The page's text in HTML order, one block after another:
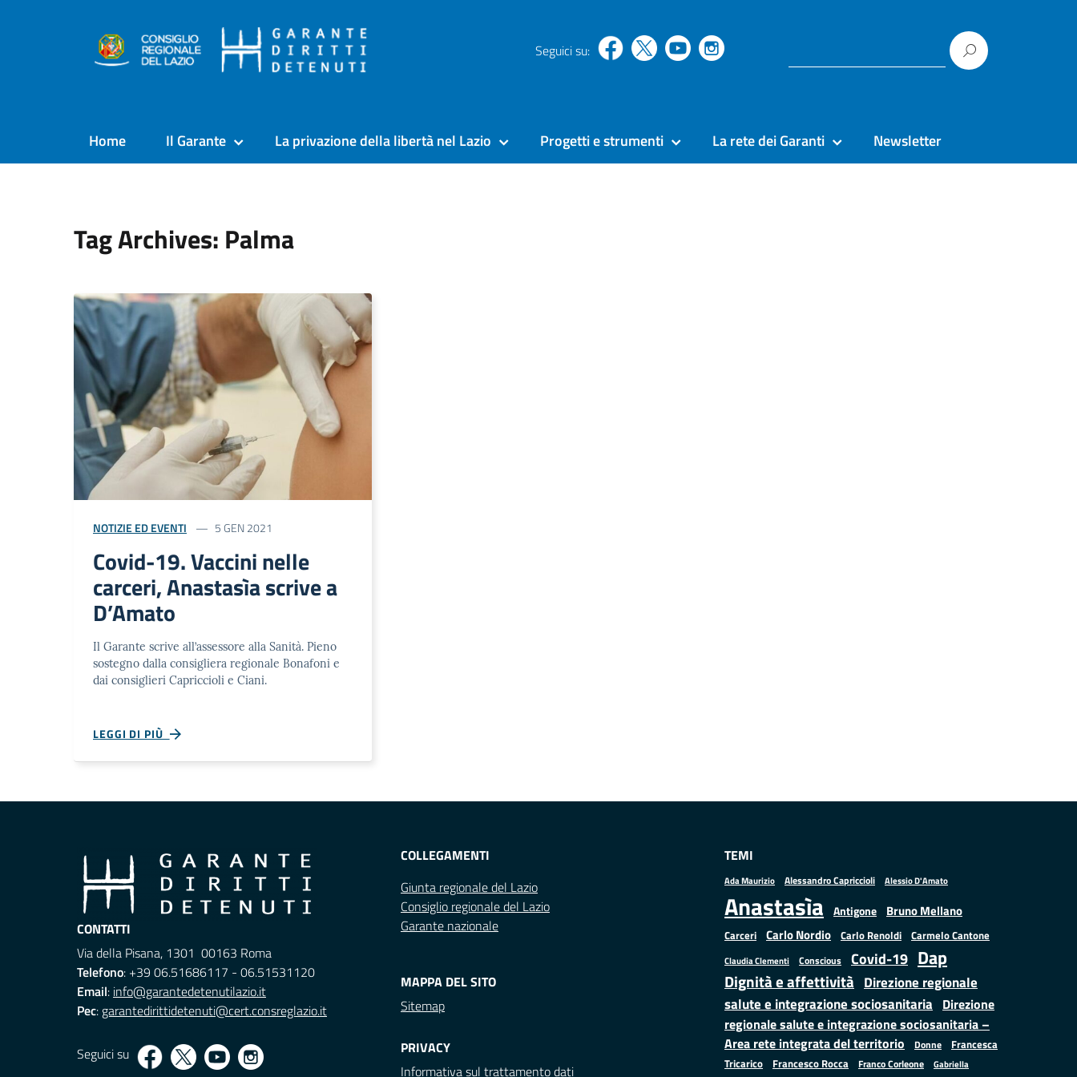
Seguici su:
Home Il Garante La privazione della libertà nel Lazio Progetti e strumenti La rete dei Garanti Newsletter
Tag Archives: Palma
NOTIZIE ED EVENTI 5 GEN 2021
Covid-19. Vaccini nelle
carceri, Anastasìa scrive a
D’Amato
Il Garante scrive all’assessore alla Sanità. Pieno
sostegno dalla consigliera regionale Bonafoni e
dai consiglieri Capriccioli e Ciani.
LEGGI DI PIÙ
CONTATTI
Via della Pisana, 1301 00163 Roma
Telefono: +39 06.51686117 - 06.51531120
Email: info@garantedetenutilazio.it
Pec: garantedirittidetenuti@cert.consreglazio.it
Seguici su
COLLEGAMENTI
Giunta regionale del Lazio
Consiglio regionale del Lazio
Garante nazionale
MAPPA DEL SITO
Sitemap
PRIVACY
Informativa sul trattamento dati
TEMI
Ada Maurizio Alessandro Capriccioli Alessio D'Amato
Anastasìa Antigone Bruno Mellano
Carceri Carlo Nordio Carlo Renoldi Carmelo Cantone
Claudia Clementi Conscious Covid-19 Dap
Dignità e affettività Direzione regionale
salute e integrazione sociosanitaria Direzione
regionale salute e integrazione sociosanitaria –
Area rete integrata del territorio
Donne
Francesca
Tricarico
Francesco Rocca Franco Corleone
Gabriella